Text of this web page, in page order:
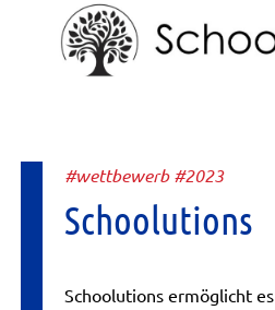
#wettbewerb #2023
Schoolutions
Schoolutions ermöglicht es